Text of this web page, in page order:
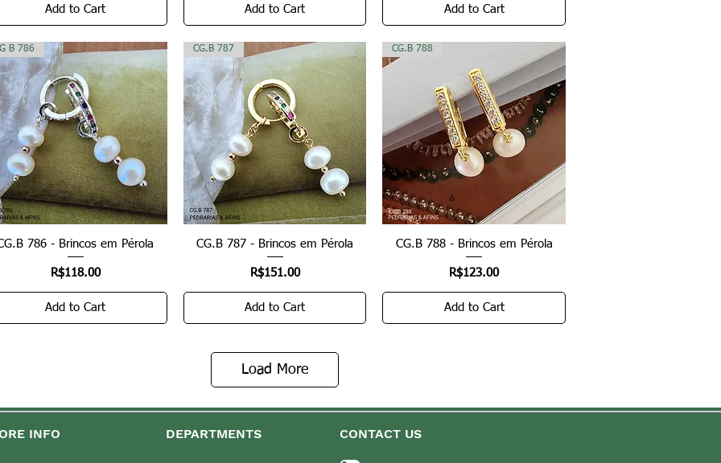
Add to Cart Add to Cart Add to Cart
Quick View
B 786
786 - Brincos em Pérola
Price
R$118.00
Add to Cart
Quick View
CG.B 787
CG.B 787 - Brincos em Pérola
Price
R$151.00
Add to Cart
Quick View
CG.B 788
CG.B 788 - Brincos em Pérola
Price
R$123.00
Add to Cart
Load More
INFO DEPARTMENTS CONTACT US